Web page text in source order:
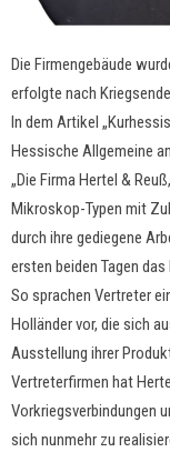
Die Firmengebäude
erfolgte nach
In dem Artikel
Hessische Allgemeine
„Die Firma Hertel &
Mikroskop-Typen mit
durch ihre gediegene
ersten beiden Tagen
So sprachen Vertreter
Holländer vor, die sich
Ausstellung ihrer
Vertreterfirmen hat
Vorkriegsverbindungen
sich nunmehr zu